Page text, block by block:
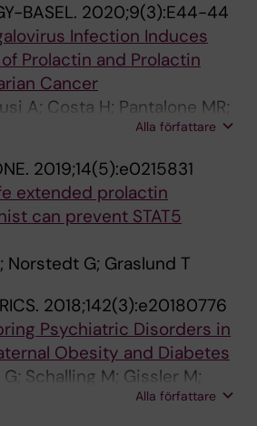
BASEL. 2020;9(3):E44-44
Infection Induces
Prolactin and Prolactin
Cancer
A; Costa H; Pantalone MR;
Cui HL; Carlsson J; Radestad
C; Norstedt G
Alla författare
2019;14(5):e0215831
extended prolactin
can prevent STAT5
Norstedt G; Graslund T
2018;142(3):e20180776
Psychiatric Disorders in
Obesity and Diabetes
Schalling M; Gissler M;
Alla författare